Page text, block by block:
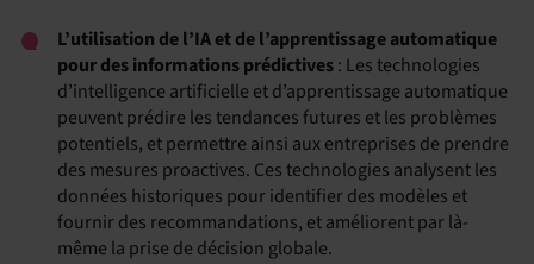
L’utilisation de l’IA et de l’apprentissage automatique
pour des informations prédictives: Les technologies
d’intelligence artificielle et d’apprentissage automatique
peuvent prédire les tendances futures et les problèmes
potentiels, et permettre ainsi aux entreprises de prendre
des mesures proactives. Ces technologies analysent les
données historiques pour identifier des modèles et
fournir des recommandations, et améliorent par là-
même la prise de décision globale.